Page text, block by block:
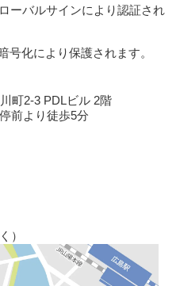
ーバルサインにより認証され
号化により保護されます。
町2-3 PDLビル 2階
前より徒歩5分
）